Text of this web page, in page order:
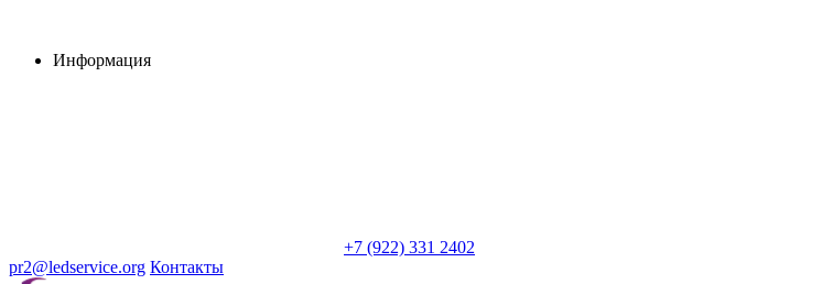
Информация
+7 (922) 331 2402
pr2@ledservice.org Контакты